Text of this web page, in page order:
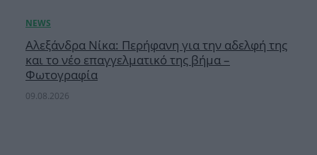
Αλεξάνδρα Νίκα: Περήφανη για την αδελφή της
και το νέο επαγγελματικό της βήμα –
Φωτογραφία
09.08.2026